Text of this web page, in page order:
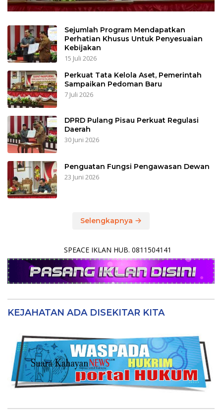
Sejumlah Program Mendapatkan
Perhatian Khusus Untuk Penyesuaian
Kebijakan
15 Juli 2026
Perkuat Tata Kelola Aset, Pemerintah
Sampaikan Pedoman Baru
7 Juli 2026
DPRD Pulang Pisau Perkuat Regulasi
Daerah
30 Juni 2026
Penguatan Fungsi Pengawasan Dewan
23 Juni 2026
Selengkapnya
SPEACE IKLAN HUB. 0811504141
KEJAHATAN ADA DISEKITAR KITA